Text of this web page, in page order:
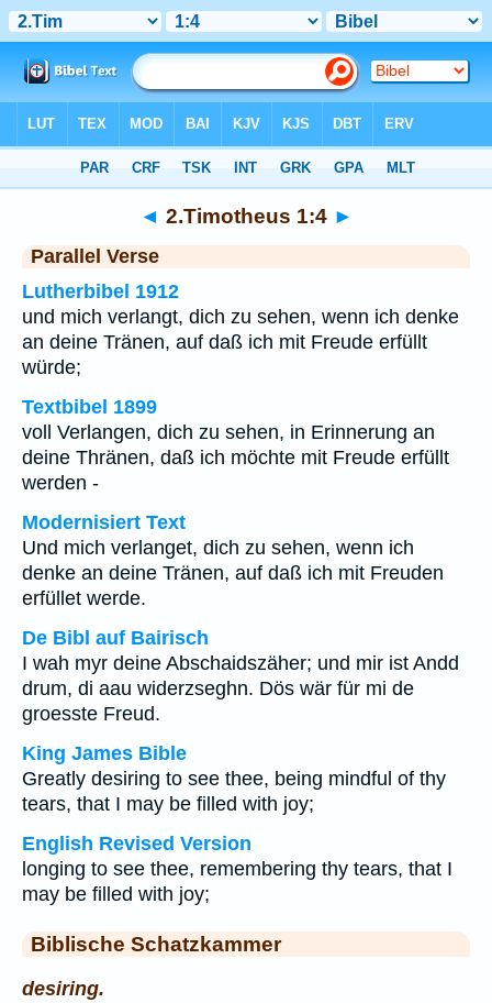
◄ 2.Timotheus 1:4 ►
Parallel Verse
Lutherbibel 1912
und mich verlangt, dich zu sehen, wenn ich denke
an deine Tränen, auf daß ich mit Freude erfüllt
würde;
Textbibel 1899
voll Verlangen, dich zu sehen, in Erinnerung an
deine Thränen, daß ich möchte mit Freude erfüllt
werden -
Modernisiert Text
Und mich verlanget, dich zu sehen, wenn ich
denke an deine Tränen, auf daß ich mit Freuden
erfüllet werde.
De Bibl auf Bairisch
I wah myr deine Abschaidszäher; und mir ist Andd
drum, di aau widerzseghn. Dös wär für mi de
groesste Freud.
King James Bible
Greatly desiring to see thee, being mindful of thy
tears, that I may be filled with joy;
English Revised Version
longing to see thee, remembering thy tears, that I
may be filled with joy;
Biblische Schatzkammer
desiring.